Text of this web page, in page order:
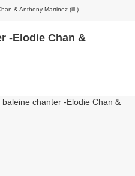
& Anthony Martinez (ill.)
-Elodie Chan &